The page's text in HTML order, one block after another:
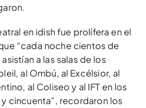
en idish fue prolífera en el
“cada noche cientos de
a las salas de los
al Ombú, al Excélsior, al
al Coliseo y al IFT en los
cincuenta”, recordaron los